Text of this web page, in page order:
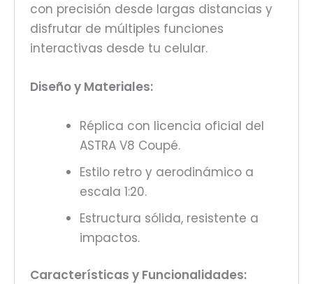
con precisión desde largas distancias y
disfrutar de múltiples funciones
interactivas desde tu celular.
Diseño y Materiales:
Réplica con licencia oficial del
ASTRA V8 Coupé.
Estilo retro y aerodinámico a
escala 1:20.
Estructura sólida, resistente a
impactos.
Características y Funcionalidades: